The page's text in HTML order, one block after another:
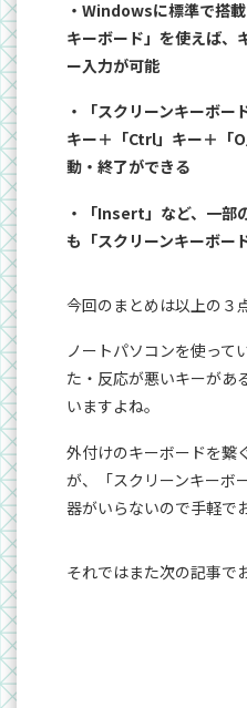
・Windowsに標準で搭
キーボード」を使えば、
ー入力が可能
・「スクリーンキーボー
キー＋「Ctrl」キー＋「
動・終了ができる
・「Insert」など、一部
も「スクリーンキーボー
今回のまとめは以上の３
ノートパソコンを使って
た・反応が悪いキーがあ
いますよね。
外付けのキーボードを繋
が、「スクリーンキーボ
器がいらないので手軽で
それではまた次の記事で